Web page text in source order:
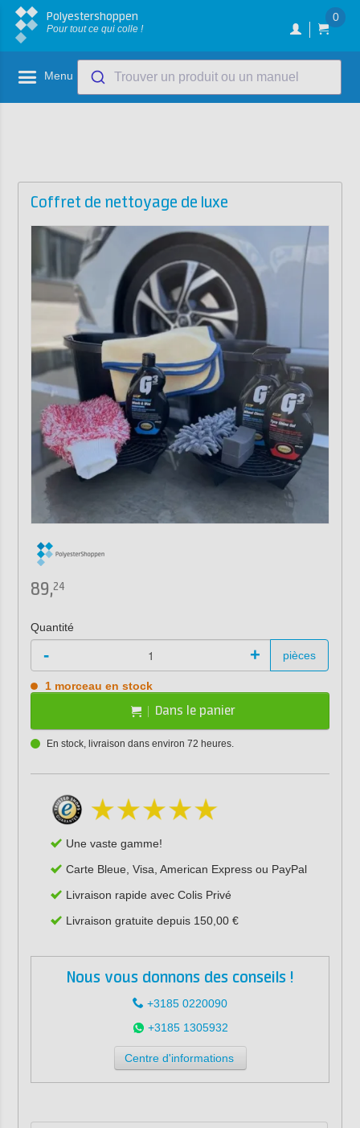
Polyestershoppen
Pour tout ce qui colle !
0
Menu Trouver un produit ou un manuel
Coffret de nettoyage de luxe
89,24
Quantité
- + pièces
1 morceau en stock
Dans le panier
En stock, livraison dans environ 72 heures.
Une vaste gamme!
Carte Bleue, Visa, American Express ou PayPal
Livraison rapide avec Colis Privé
Livraison gratuite depuis 150,00 €
Nous vous donnons des conseils !
+3185 0220090
+3185 1305932
Centre d'informations